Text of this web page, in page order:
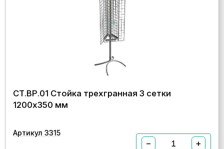
СТ.ВР.01 Стойка трехгранная 3 сетки
1200х350 мм
Артикул 3315
− +